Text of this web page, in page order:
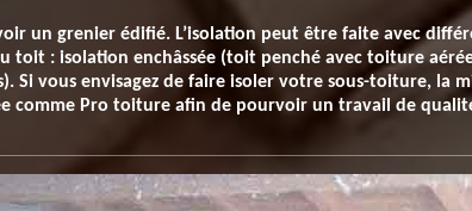
un grenier édifié. L’isolation peut être faite avec
toit : isolation enchâssée (toit penché avec toiture
vous envisagez de faire isoler votre sous-toiture, la
comme Pro toiture afin de pourvoir un travail de